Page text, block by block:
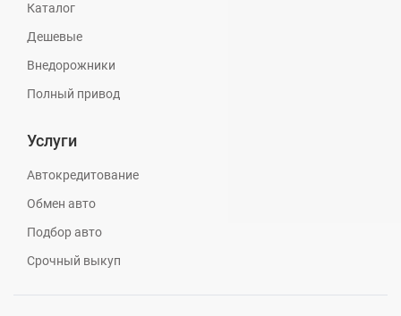
Каталог
Дешевые
Внедорожники
Полный привод
Услуги
Автокредитование
Обмен авто
Подбор авто
Срочный выкуп